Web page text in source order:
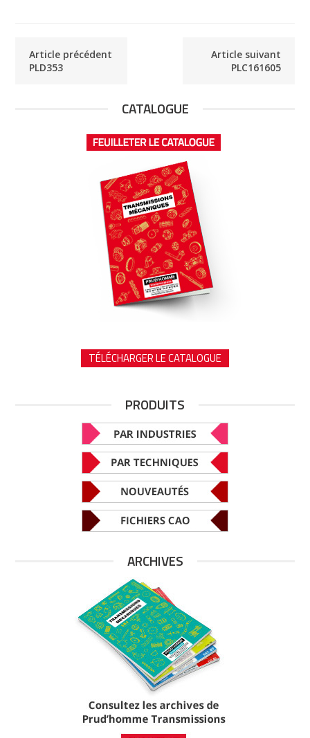
Article précédent
PLD353
Article suivant
PLC161605
CATALOGUE
TÉLÉCHARGER LE CATALOGUE
PRODUITS
ARCHIVES